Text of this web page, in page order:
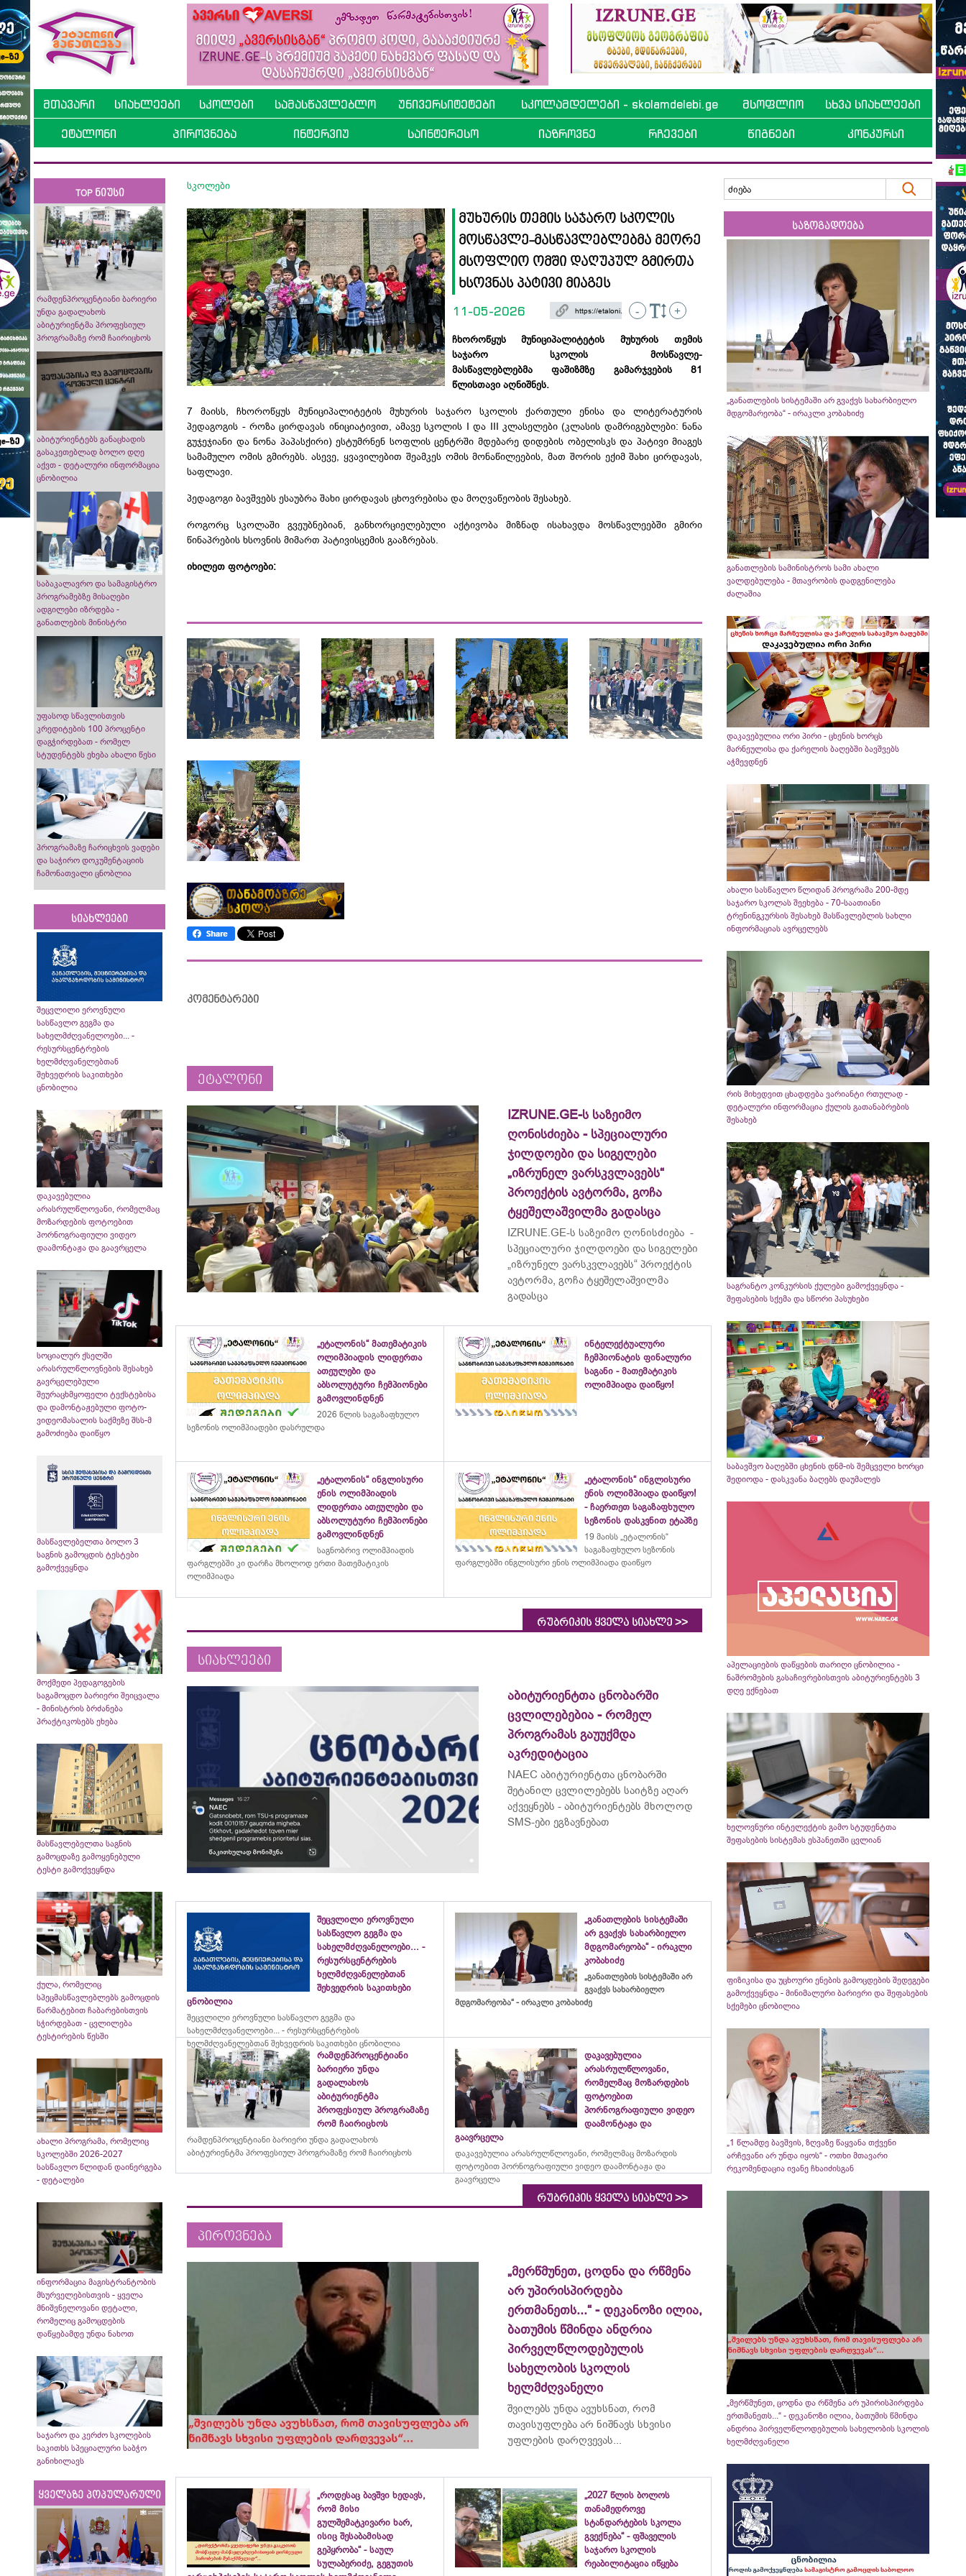
მთავარი სიახლეები სკოლები სამასწავლებლო უნივერსიტეტები სკოლამდელები - skolamdelebi.ge მსოფლიო სხვა სიახლეები
ეტალონი პიროვნება ინტერვიუ საინტერესო იაზროვნე რჩევები წიგნები კონკურსი
TOP ნიუსი
რამდენპროცენტიანი ბარიერი
უნდა გადალახოს
აბიტურიენტმა პროფესიულ
პროგრამაზე რომ ჩაირიცხოს
აბიტურიენტებს განაცხადის
გასაკეთებლად ბოლო დღე
აქვთ - დეტალური ინფორმაცია
ცნობილია
საბაკალავრო და სამაგისტრო
პროგრამებზე მისაღები
ადგილები იზრდება -
განათლების მინისტრი
უფასოდ სწავლისთვის
კრედიტების 100 პროცენტი
დაგჭირდებათ - რომელ
სტუდენტებს ეხება ახალი წესი
პროგრამაზე ჩარიცხვის ვადები
და საჭირო დოკუმენტაციის
ჩამონათვალი ცნობლია
სიახლეები
შეცვლილი ეროვნული
სასწავლო გეგმა და
სახელმძღვანელოები... -
რესურსცენტრების
ხელმძღვანელებთან
შეხვედრის საკითხები
ცნობილია
დაკავებულია
არასრულწლოვანი, რომელმაც
მოზარდების ფოტოებით
პორნოგრაფიული ვიდეო
დაამონტაჟა და გაავრცელა
სოციალურ ქსელში
არასრულწლოვნების შესახებ
გავრცელებული
შეურაცხმყოფელი ტექსტებისა
და დამონტაჟებული ფოტო-
ვიდეომასალის საქმეზე შსს-მ
გამოძიება დაიწყო
მასწავლებელთა ბოლო 3
საგნის გამოცდის ტესტები
გამოქვეყნდა
მოქმედი პედაგოგების
საგამოცდო ბარიერი შეიცვალა
- მინისტრის ბრძანება
პრაქტიკოსებს ეხება
მასწავლებელთა საგნის
გამოცდაზე გამოყენებული
ტესტი გამოქვეყნდა
ქულა, რომელიც
სპეცმასწავლებლებს გამოცდის
წარმატებით ჩაბარებისთვის
სჭირდებათ - ცვლილება
ტესტირების წესში
ახალი პროგრამა, რომელიც
სკოლებში 2026-2027
სასწავლო წლიდან დაინერგება
- დეტალები
ინფორმაცია მაგისტრანტობის
მსურველებისთვის - ყველა
მნიშვნელოვანი დეტალი,
რომელიც გამოცდების
დაწყებამდე უნდა ნახოთ
საჯარო და კერძო სკოლების
საკითხს სპეციალური საბჭო
განიხილავს
ყველაზე პოპულარული
სკოლები
მუხურის თემის საჯარო სკოლის
მოსწავლე-მასწავლებლებმა მეორე
მსოფლიო ომში დაღუპულ გმირთა
ხსოვნას პატივი მიაგეს
11-05-2026 - +
ჩხოროწყუს მუნიციპალიტეტისმუხურის თემის
საჯარო სკოლის მოსწავლე-
მასწავლებლებმაფაშიზმზე გამარჯვების 81
წლისთავი აღნიშნეს.
7 მაისს, ჩხოროწყუს მუნიციპალიტეტისმუხურის საჯარო სკოლის ქართული ენისა და ლიტერატურის
პედაგოგის - როზა ცირდავას ინიციატივით, ამავე სკოლის I და III კლასელები (კლასის დამრიგებლები: ნანა
გუჯეჯიანი და ნონა პაპასქირი) ესტუმრნენ სოფლის ცენტრში მდებარე დიდების ობელისკს და პატივი მიაგეს
სამამულო ომის გმირებს. ასევე, ყვავილებით შეამკეს ომის მონაწილეების, მათ შორის ექიმ შახი ცირდავას,
საფლავი.
პედაგოგი ბავშვებს ესაუბრა შახი ცირდავას ცხოვრებისა და მოღვაწეობის შესახებ.
როგორც სკოლაში გვეუბნებიან, განხორციელებული აქტივობა მიზნად ისახავდა მოსწავლეებში გმირი
წინაპრების ხსოვნის მიმართ პატივისცემის გააზრებას.
იხილეთ ფოტოები:
კომენტარები
ეტალონი
IZRUNE.GE-ს საზეიმო
ღონისძიება - სპეციალური
ჯილდოები და სიგელები
„იზრუნელ ვარსკვლავებს“
პროექტის ავტორმა, გოჩა
ტყეშელაშვილმა გადასცა
IZRUNE.GE-ს საზეიმო ღონისძიება -
სპეციალური ჯილდოები და სიგელები
„იზრუნელ ვარსკვლავებს“ პროექტის
ავტორმა, გოჩა ტყეშელაშვილმა
გადასცა
„ეტალონის“ მათემატიკის
ოლიმპიადის ლიდერთა
ათეულები და
აბსოლუტური ჩემპიონები
გამოვლინდნენ
2026 წლის საგაზაფხულო
სეზონის ოლიმპიადები დასრულდა
ინტელექტუალური
ჩემპიონატის ფინალური
საგანი - მათემატიკის
ოლიმპიადა დაიწყო!
„ეტალონის“ ინგლისური
ენის ოლიმპიადის
ლიდერთა ათეულები და
აბსოლუტური ჩემპიონები
გამოვლინდნენ
საგნობრივ ოლიმპიადის
ფარგლებში კი დარჩა მხოლოდ ერთი მათემატიკის
ოლიმპიადა
„ეტალონის“ ინგლისური
ენის ოლიმპიადა დაიწყო!
- ჩაერთეთ საგაზაფხულო
სეზონის დასკვნით ეტაპზე
19 მაისს „ეტალონის“
საგაზაფხულო სეზონის
ფარგლებში ინგლისური ენის ოლიმპიადა დაიწყო
რუბრიკის ყველა სიახლე >>
სიახლეები
აბიტურიენტთა ცნობარში
ცვლილებებია - რომელ
პროგრამას გაუუქმდა
აკრედიტაცია
NAEC აბიტურიენტთა ცნობარში
შეტანილ ცვლილებებს საიტზე აღარ
აქვეყნებს - აბიტურიენტებს მხოლოდ
SMS-ები ეგზავნებათ
შეცვლილი ეროვნული
სასწავლო გეგმა და
სახელმძღვანელოები... -
რესურსცენტრების
ხელმძღვანელებთან
შეხვედრის საკითხები
ცნობილია
შეცვლილი ეროვნული სასწავლო გეგმა და
სახელმძღვანელოები... - რესურსცენტრების
ხელმძღვანელებთან შეხვედრის საკითხები ცნობილია
„განათლების სისტემაში
არ გვაქვს სახარბიელო
მდგომარეობა“ - ირაკლი
კობახიძე
„განათლების სისტემაში არ
გვაქვს სახარბიელო
მდგომარეობა“ - ირაკლი კობახიძე
რამდენპროცენტიანი
ბარიერი უნდა
გადალახოს
აბიტურიენტმა
პროფესიულ პროგრამაზე
რომ ჩაირიცხოს
რამდენპროცენტიანი ბარიერი უნდა გადალახოს
აბიტურიენტმა პროფესიულ პროგრამაზე რომ ჩაირიცხოს
დაკავებულია
არასრულწლოვანი,
რომელმაც მოზარდების
ფოტოებით
პორნოგრაფიული ვიდეო
დაამონტაჟა და
გაავრცელა
დაკავებულია არასრულწლოვანი, რომელმაც მოზარდის
ფოტოებით პორნოგრაფიული ვიდეო დაამონტაჟა და
გაავრცელა
რუბრიკის ყველა სიახლე >>
პიროვნება
„მერწმუნეთ, ცოდნა და რწმენა
არ უპირისპირდება
ერთმანეთს...“ - დეკანოზი ილია,
ბათუმის წმინდა ანდრია
პირველწლოდებულის
სახელობის სკოლის
ხელმძღვანელი
შვილებს უნდა ავუხსნათ, რომ
თავისუფლება არ ნიშნავს სხვისი
უფლების დარღვევას...
„როდესაც ბავშვი ხედავს,
რომ მისი
გულშემატკივარი ხარ,
ისიც შესაბამისად
გეპყრობა“ - საულ
სულაბერიძე, გეგუთის
„2027 წლის ბოლოს
თანამედროვე
სტანდარტების სკოლა
გვექნება“ - ფშაველის
საჯარო სკოლის
რეაბილიტაცია იწყება
საზოგადოება
„განათლების სისტემაში არ გვაქვს სახარბიელო
მდგომარეობა“ - ირაკლი კობახიძე
განათლების სამინისტროს სამი ახალი
ვალდებულება - მთავრობის დადგენილება
ძალაშია
დაკავებულია ორი პირი - ცხენის ხორცს
მარნეულისა და ქარელის ბაღებში ბავშვებს
აჭმევდნენ
ახალი სასწავლო წლიდან პროგრამა 200-მდე
საჯარო სკოლას შეეხება - 70-საათიანი
ტრენინგკურსის შესახებ მასწავლებლის სახლი
ინფორმაციას ავრცელებს
რის მიხედვით ცხადდება ვარიანტი რთულად -
დეტალური ინფორმაცია ქულის გათანაბრების
შესახებ
საგრანტო კონკურსის ქულები გამოქვეყნდა -
შეფასების სქემა და სწორი პასუხები
საბავშვო ბაღებში ცხენის დნმ-ის შემცველი ხორცი
შედიოდა - დასკვანა ბაღებს დაუმალეს
აპელაციების დაწყების თარიღი ცნობილია -
ნაშრომების გასაჩივრებისთვის აბიტურიენტებს 3
დღე ექნებათ
ხელოვნური ინტელექტის გამო სტუდენტთა
შეფასების სისტემას ესპანეთში ცვლიან
ფიზიკისა და უცხოური ენების გამოცდების შედეგები
გამოქვეყნდა - მინიმალური ბარიერი და შეფასების
სქემები ცნობილია
„1 წლამდე ბავშვის, ზღვაზე წაყვანა თქვენი
არჩევანი არ უნდა იყოს“ - ოთხი მთავარი
რეკომენდაცია ივანე ჩხაიძისგან
„მერწმუნეთ, ცოდნა და რწმენა არ უპირისპირდება
ერთმანეთს...“ - დეკანოზი ილია, ბათუმის წმინდა
ანდრია პირველწლოდებულის სახელობის სკოლის
ხელმძღვანელი